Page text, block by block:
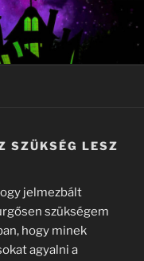
SZÜKSÉG LESZ
jelmezbált
szükségem
hogy minek
agyalni a